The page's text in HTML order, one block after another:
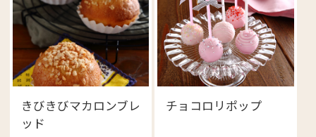
きびきびマカロンブレ
ッド
チョコロリポップ